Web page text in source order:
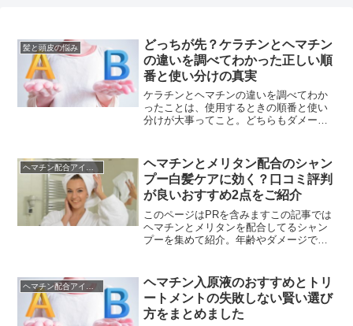
髪と頭皮の悩み
どっちが先？ケラチンとヘマチン
の違いを調べてわかった正しい順
番と使い分けの真実
ケラチンとヘマチンの違いを調べてわか
ったことは、使用するときの順番と使い
分けが大事ってこと。どちらもダメージ
消してしまうことがあってNG。こちらで
は、ケラチンとヘマチンの違いによる正
しい順番と使い分けについてわかりやす
く解説します。
ヘマチンとメリタン配合のシャン
プー白髪ケアに効く？口コミ評判
が良いおすすめ2点をご紹介
このページはPRを含みますこの記事では
ヘマチンとメリタンを配合してるシャン
プーを集めて紹介。年齢やダメージで増
け毛予防、ダメージ補修、紫外線対策な
ど髪や頭皮の悩みに欠か...
ヘマチン入原液のおすすめとトリ
ートメントの失敗しない賢い選び
方をまとめました